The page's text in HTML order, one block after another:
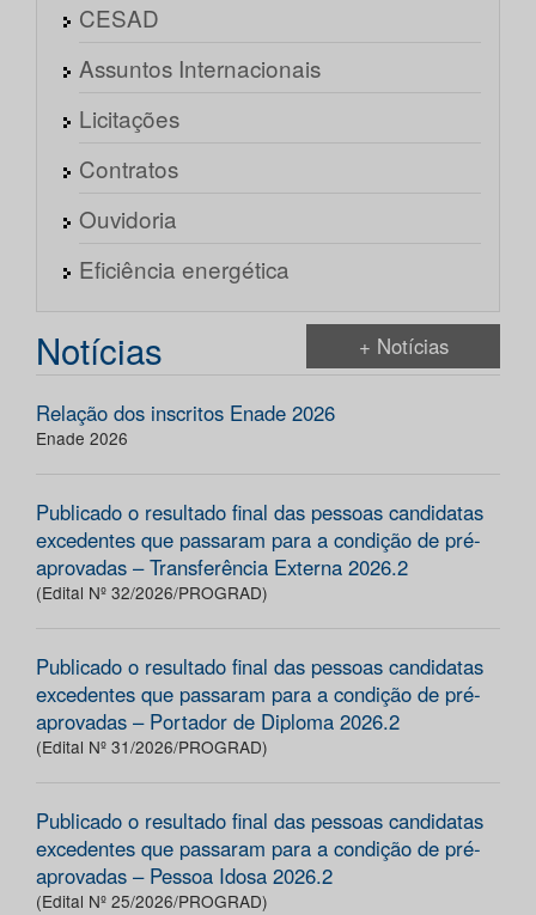
CESAD
Assuntos Internacionais
Licitações
Contratos
Ouvidoria
Eficiência energética
Notícias + Notícias
Relação dos inscritos Enade 2026
Enade 2026
Publicado o resultado final das pessoas candidatas
excedentes que passaram para a condição de pré-
aprovadas – Transferência Externa 2026.2
(Edital Nº 32/2026/PROGRAD)
Publicado o resultado final das pessoas candidatas
excedentes que passaram para a condição de pré-
aprovadas – Portador de Diploma 2026.2
(Edital Nº 31/2026/PROGRAD)
Publicado o resultado final das pessoas candidatas
excedentes que passaram para a condição de pré-
aprovadas – Pessoa Idosa 2026.2
(Edital Nº 25/2026/PROGRAD)